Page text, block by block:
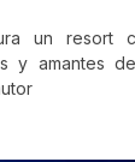
un resort
y amantes